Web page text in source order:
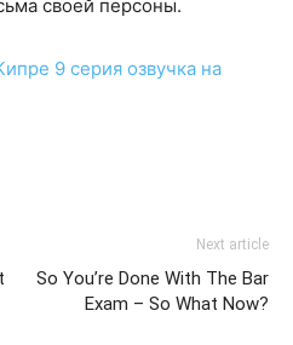
своей персоны.
9 серия озвучка на
Next article
So You’re Done With The Bar
Exam – So What Now?